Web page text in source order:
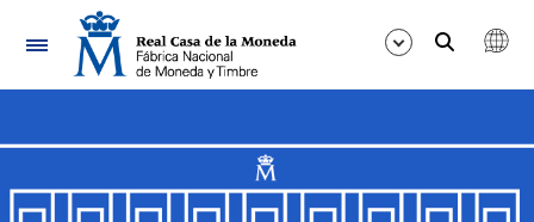
Nabigazioa